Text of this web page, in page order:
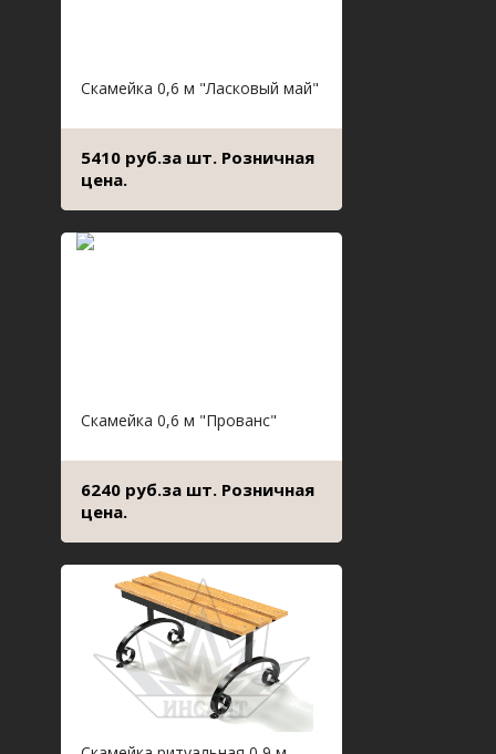
Скамейка 0,6 м "Ласковый май"
5410 руб.за шт. Розничная
цена.
Скамейка 0,6 м "Прованс"
6240 руб.за шт. Розничная
цена.